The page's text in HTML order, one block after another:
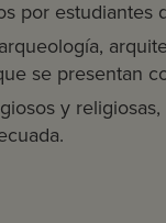
por estudiantes
se presentan
y